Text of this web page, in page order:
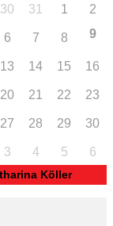
30 31 1 2
6 7 8 9
13 14 15 16
20 21 22 23
27 28 29 30
3 4 5 6
Köller